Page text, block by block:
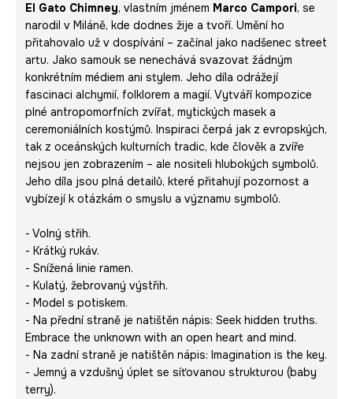
El Gato Chimney, vlastním jménem Marco Campori, se
narodil v Miláně, kde dodnes žije a tvoří. Umění ho
přitahovalo už v dospívání – začínal jako nadšenec street
artu. Jako samouk se nenechává svazovat žádným
konkrétním médiem ani stylem. Jeho díla odrážejí
fascinaci alchymií, folklorem a magií. Vytváří kompozice
plné antropomorfních zvířat, mytických masek a
ceremoniálních kostýmů. Inspiraci čerpá jak z evropských,
tak z oceánských kulturních tradic, kde člověk a zvíře
nejsou jen zobrazením – ale nositeli hlubokých symbolů.
Jeho díla jsou plná detailů, které přitahují pozornost a
vybízejí k otázkám o smyslu a významu symbolů.
- Volný střih.
- Krátký rukáv.
- Snížená linie ramen.
- Kulatý, žebrovaný výstřih.
- Model s potiskem.
- Na přední straně je natištěn nápis: Seek hidden truths.
Embrace the unknown with an open heart and mind.
- Na zadní straně je natištěn nápis: Imagination is the key.
- Jemný a vzdušný úplet se síťovanou strukturou (baby
terry).